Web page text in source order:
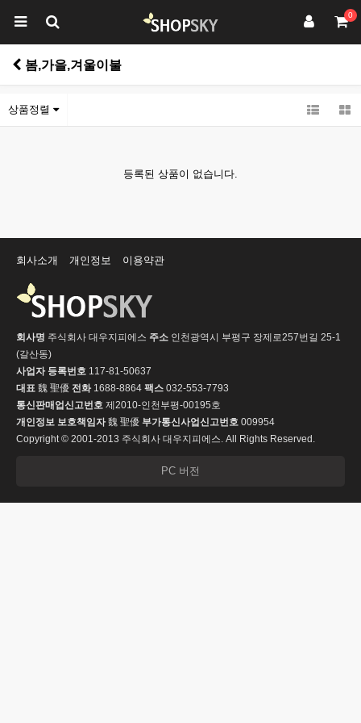
0
봄,가을,겨울이불
상품정렬
등록된 상품이 없습니다.
회사소개 개인정보 이용약관
회사명 주식회사 대우지피에스 주소 인천광역시 부평구 장제로257번길 25-1
(갈산동)
사업자 등록번호 117-81-50637
대표 魏 聖優 전화1688-8864 팩스 032-553-7793
통신판매업신고번호 제2010-인천부평-00195호
개인정보 보호책임자魏 聖優 부가통신사업신고번호 009954
Copyright © 2001-2013 주식회사 대우지피에스. All Rights Reserved.
PC 버전